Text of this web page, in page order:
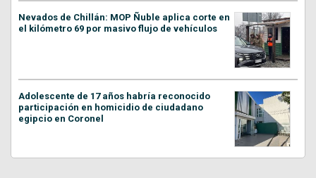
Nevados de Chillán: MOP Ñuble aplica corte en
el kilómetro 69 por masivo flujo de vehículos
Adolescente de 17 años habría reconocido
participación en homicidio de ciudadano
egipcio en Coronel